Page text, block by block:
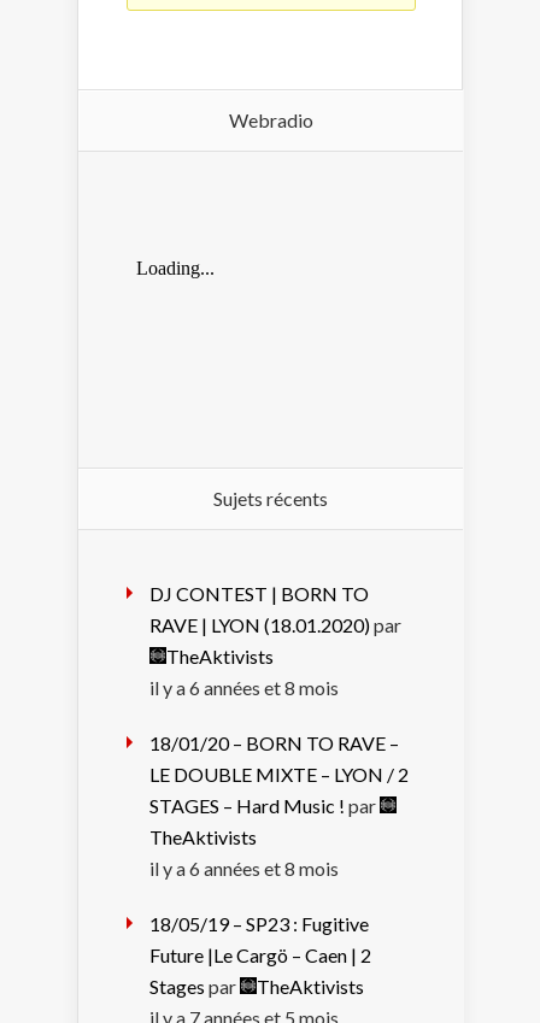
Webradio
Sujets récents
DJ CONTEST | BORN TO
RAVE | LYON (18.01.2020)par
TheAktivists
il y a 6 années et 8 mois
18/01/20 – BORN TO RAVE –
LE DOUBLE MIXTE – LYON / 2
STAGES – Hard Music ! par
TheAktivists
il y a 6 années et 8 mois
18/05/19 – SP23 : Fugitive
Future |Le Cargö – Caen | 2
Stages par
TheAktivists
il y a 7 années et 5 mois